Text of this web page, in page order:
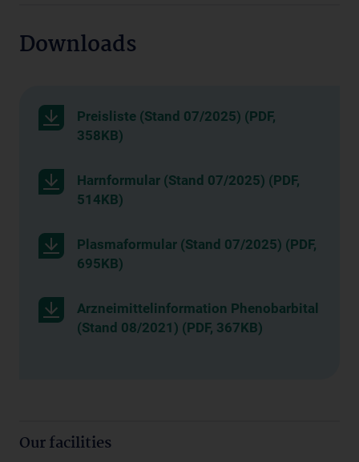
Downloads
Preisliste (Stand 07/2025) (PDF,
358KB)
Harnformular (Stand 07/2025) (PDF,
514KB)
Plasmaformular (Stand 07/2025) (PDF,
695KB)
Arzneimittelinformation Phenobarbital
(Stand 08/2021) (PDF, 367KB)
Our facilities